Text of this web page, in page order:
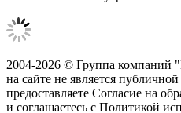
2004-2026 © Группа
на сайте не является
предоставляете Согласие на
и соглашаетесь с Политикой